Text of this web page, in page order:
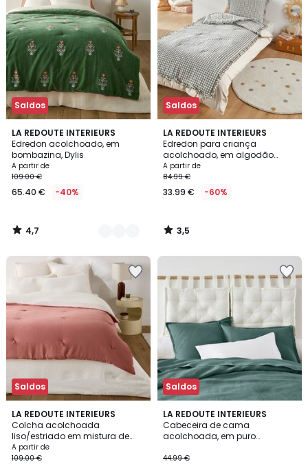
Saldos
LA REDOUTE INTERIEURS
Edredon acolchoado, em
bombazina, Dylis
A partir de
109.00 €
65.40 € -40%
4,7
/ 5
2
Cores
4,7
/
Saldos
LA REDOUTE INTERIEURS
Edredon para criança
acolchoado, em algodão
vichy, Georgettee
A partir de
84.99 €
33.99 € -60%
3,5
/ 5
3,5
/
Saldos
LA REDOUTE INTERIEURS
Colcha acolchoada
liso/estriado em mistura de
algodão e linho, BOISSEAU
A partir de
109.00 €
5
/
5
3
Cores
Saldos
LA REDOUTE INTERIEURS
Cabeceira de cama
acolchoada, em puro
44.99 €
4,2
/ 5
6
Cores